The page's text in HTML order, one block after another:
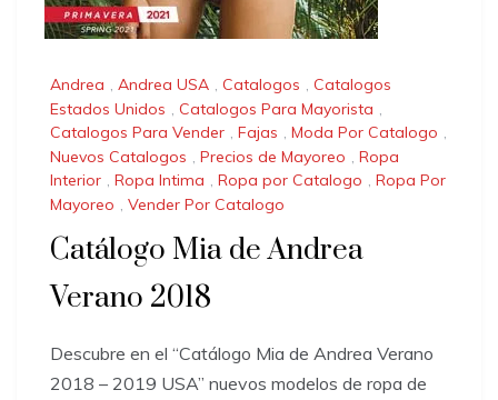
Andrea , Andrea USA , Catalogos , Catalogos
Estados Unidos , Catalogos Para Mayorista ,
Catalogos Para Vender , Fajas , Moda Por Catalogo ,
Nuevos Catalogos , Precios de Mayoreo , Ropa
Interior , Ropa Intima , Ropa por Catalogo , Ropa Por
Mayoreo , Vender Por Catalogo
Catálogo Mia de Andrea
Verano 2018
Descubre en el “Catálogo Mia de Andrea Verano
2018 – 2019 USA” nuevos modelos de ropa de